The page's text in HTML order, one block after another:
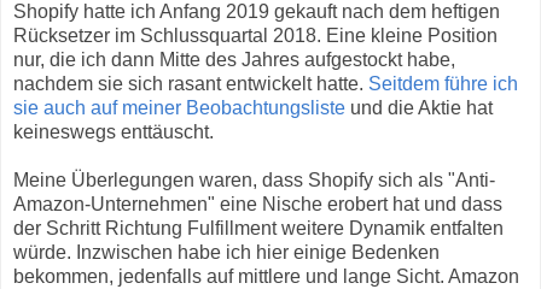
Shopify hatte ich Anfang 2019 gekauft nach dem heftigen
Rücksetzer im Schlussquartal 2018. Eine kleine Position
nur, die ich dann Mitte des Jahres aufgestockt habe,
nachdem sie sich rasant entwickelt hatte. Seitdem führe ich
sie auch auf meiner Beobachtungsliste und die Aktie hat
keineswegs enttäuscht.
Meine Überlegungen waren, dass Shopify sich als "Anti-
Amazon-Unternehmen" eine Nische erobert hat und dass
der Schritt Richtung Fulfillment weitere Dynamik entfalten
würde. Inzwischen habe ich hier einige Bedenken
bekommen, jedenfalls auf mittlere und lange Sicht. Amazon